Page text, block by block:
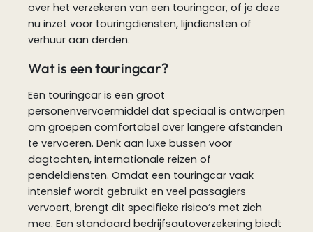
over het verzekeren van een touringcar, of je deze
nu inzet voor touringdiensten, lijndiensten of
verhuur aan derden.
Wat is een touringcar?
Een touringcar is een groot
personenvervoermiddel dat speciaal is ontworpen
om groepen comfortabel over langere afstanden
te vervoeren. Denk aan luxe bussen voor
dagtochten, internationale reizen of
pendeldiensten. Omdat een touringcar vaak
intensief wordt gebruikt en veel passagiers
vervoert, brengt dit specifieke risico’s met zich
mee. Een standaard bedrijfsautoverzekering biedt